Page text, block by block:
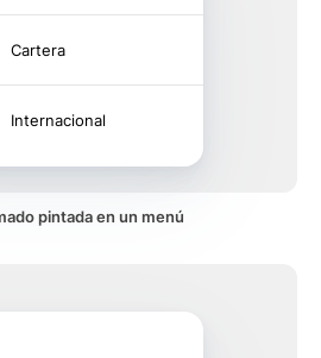
Cartera
Internacional
pintada en un menú